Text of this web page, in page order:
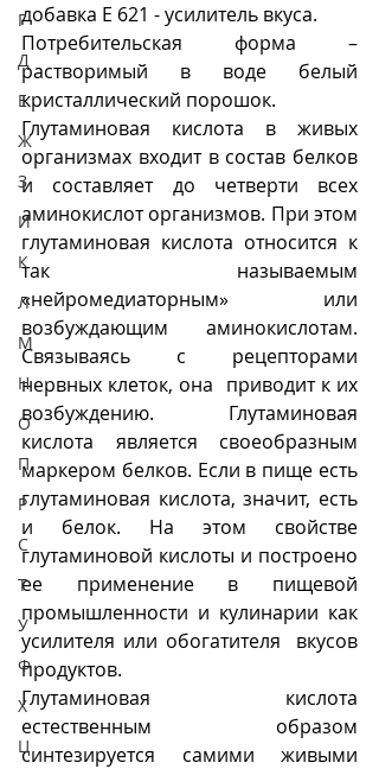
Г
Д
Е
Ж
З
И
К
Л
М
Н
О
П
Р
С
Т
У
Ф
Х
Ц
добавка Е 621 - усилитель вкуса.
Потребительская форма –
растворимый в воде белый
кристаллический порошок.
Глутаминовая кислота в живых
организмах входит в состав белков
и составляет до четверти всех
аминокислот организмов. При этом
глутаминовая кислота относится к
так называемым
«нейромедиаторным» или
возбуждающим аминокислотам.
Связываясь с рецепторами
нервных клеток, она  приводит к их
возбуждению. Глутаминовая
кислота является своеобразным
маркером белков. Если в пище есть
глутаминовая кислота, значит, есть
и белок. На этом свойстве
глутаминовой кислоты и построено
ее применение в пищевой
промышленности и кулинарии как
усилителя или обогатителя  вкусов
продуктов.
Глутаминовая кислота
естественным образом
синтезируется самими живыми